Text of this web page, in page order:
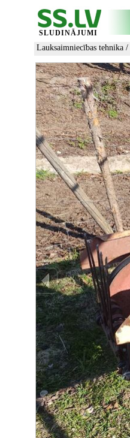
SLUDINĀJUMI
Lauksaimniecības tehnika /